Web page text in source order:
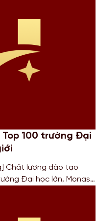
Top 100 trường Đại
Chất lượng đào tạo
Đại học lớn, Monash